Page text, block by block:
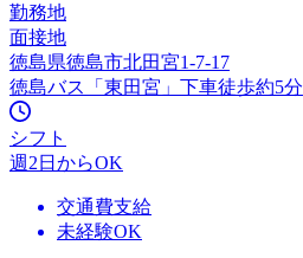
勤務地
面接地
徳島県徳島市北田宮1-7-17
徳島バス「東田宮」下車徒歩約5分
シフト
週2日からOK
交通費支給
未経験OK